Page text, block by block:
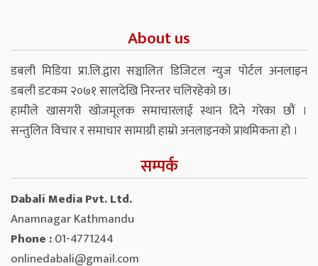
About us
डबली मिडिया प्रा.लि.द्वारा सञ्चालित डिजिटल न्युज पोर्टल अनलाइन
डबली डटकम २०७१ सालदेखि निरन्तर चलिरहेको छ।
हामीले खासगरी खोजमूलक समाचारलाई स्थान दिने गरेका छौं ।
सन्तुलित विचार र समाचार सामाग्री हाम्रो अनलाइनको प्राथमिकता हो ।
सम्पर्क
Dabali Media Pvt. Ltd.
Anamnagar Kathmandu
Phone :01-4771244
onlinedabali@gmail.com